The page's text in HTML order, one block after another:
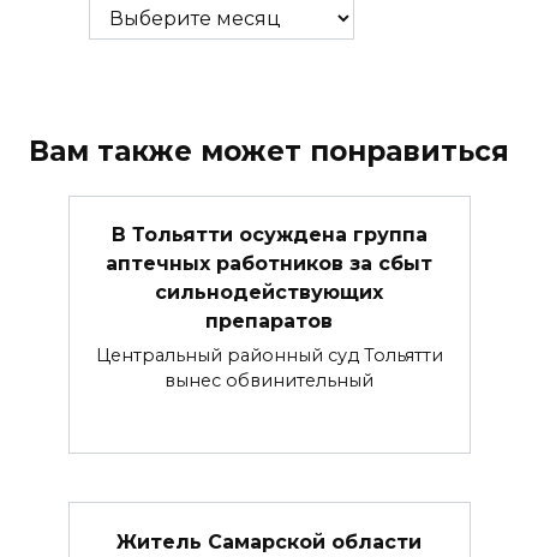
Вам также может понравиться
В Тольятти осуждена группа
аптечных работников за сбыт
сильнодействующих
препаратов
Центральный районный суд Тольятти
вынес обвинительный
Житель Самарской области